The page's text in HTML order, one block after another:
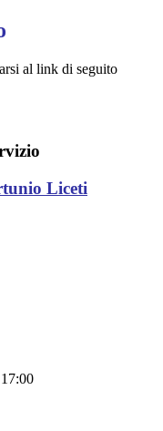
al link di seguito
Liceti